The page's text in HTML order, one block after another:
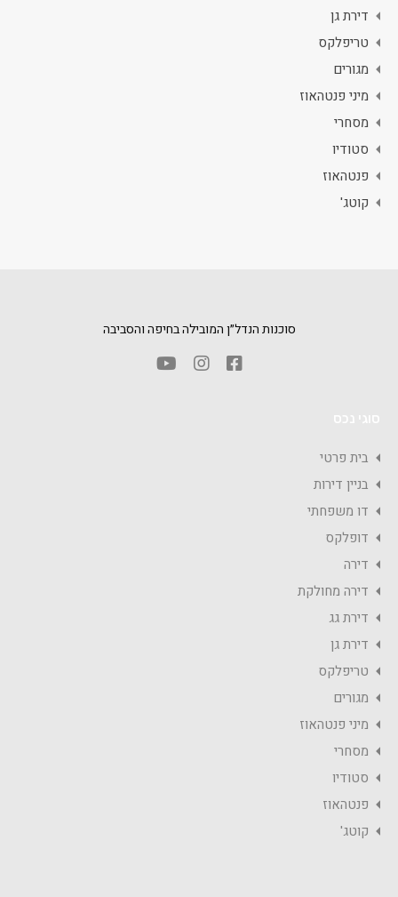
דירת גן
טריפלקס
מגורים
מיני פנטהאוז
מסחרי
סטודיו
פנטהאוז
קוטג'
סוכנות הנדל״ן המובילה בחיפה והסביבה
בית פרטי
בניין דירות
דו משפחתי
דופלקס
דירה
דירה מחולקת
דירת גג
דירת גן
טריפלקס
מגורים
מיני פנטהאוז
מסחרי
סטודיו
פנטהאוז
קוטג'